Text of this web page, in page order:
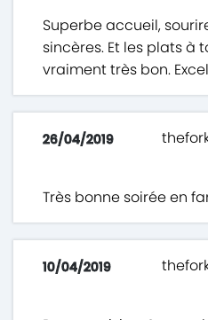
Superbe accueil,
sincères. Et les plats à
vraiment très bon.
26/04/2019
Très bonne soirée en
10/04/2019